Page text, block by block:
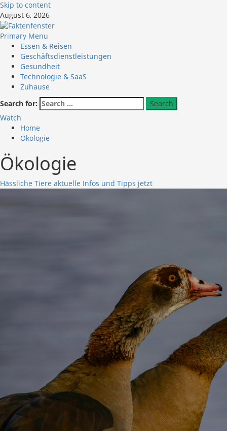
Skip to content
August 6, 2026
Primary Menu
Essen & Reisen
Geschäftsdienstleistungen
Gesundheit
Technologie & SaaS
Zuhause
Search for:
Watch
Home
Ökologie
Ökologie
Hässliche Tiere aktuelle Infos und Tipps jetzt